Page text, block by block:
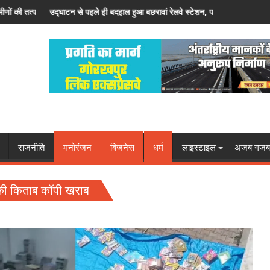
हुआ बछरावां रेलवे स्टेशन, पहली बारिश में खुली निर्माण गुणवत्ता की पोल
तीन महीने से हैंडपंप ख़राब, दो दर्जन
राजनीति मनोरंजन बिजनेस धर्म लाइस्टाइल अजब गजब
किताब कॉपी खराब